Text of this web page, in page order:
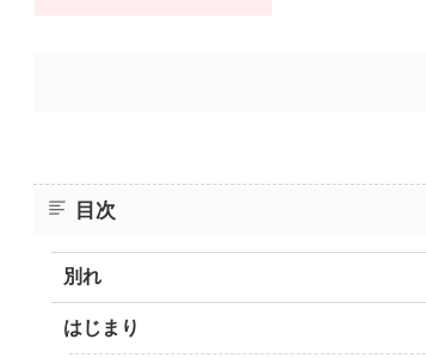
目次
別れ
はじまり